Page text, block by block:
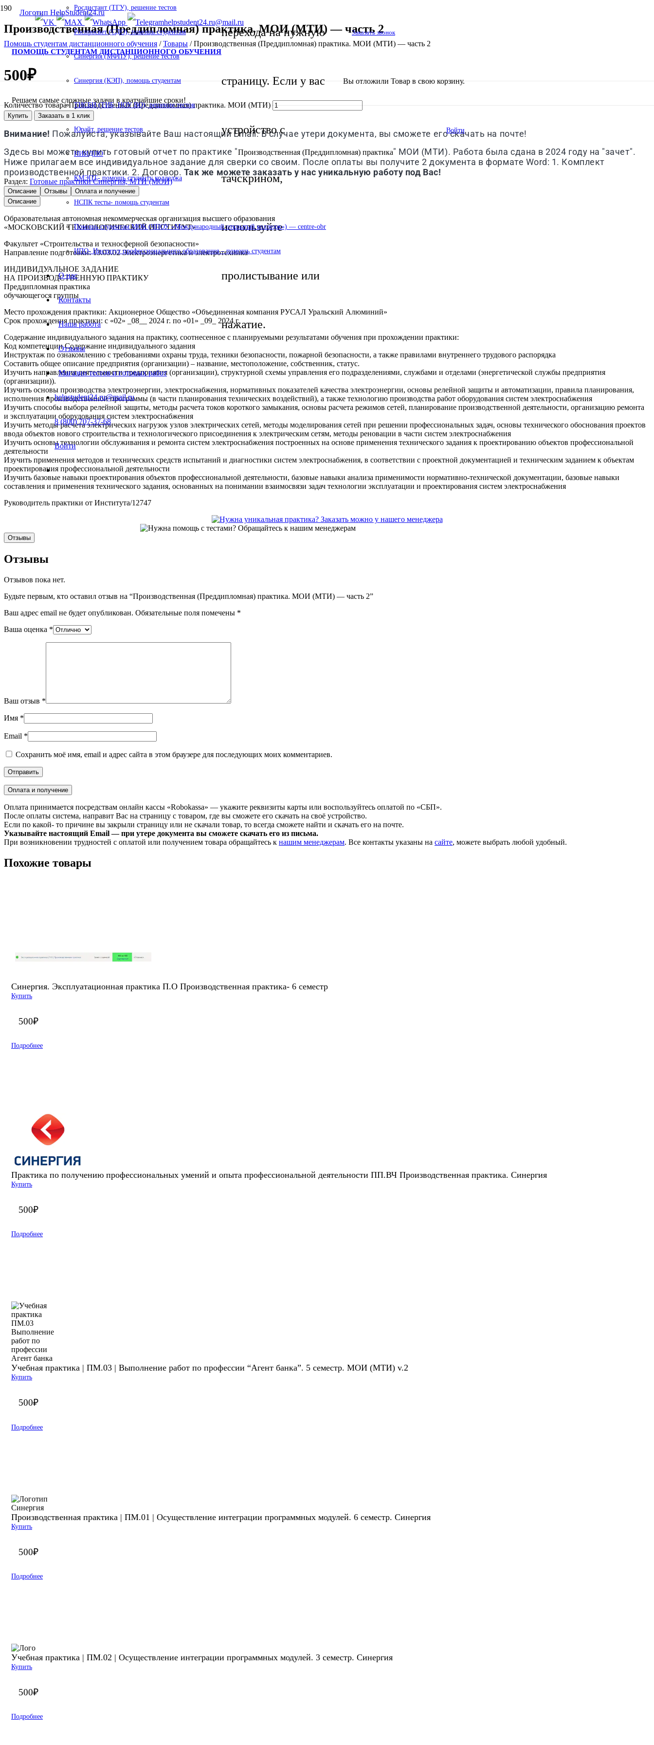
helpstudent24.ru@mail.ru
ПОМОЩЬ СТУДЕНТАМ ДИСТАНЦИОННОГО ОБУЧЕНИЯ
Решаем самые сложные задачи в кратчайшие сроки!
перехода на нужную
страницу. Если у вас
устройство с
тачскрином,
используйте
пролистывание или
нажатие.
Заказать звонок
Вы отложили Товар в свою корзину.
Войти
Росдистант (ТГУ), решение тестов
Роспросвет (СДО), помощь студентам
Синергия (МФПУ), решение тестов
Синергия (КЭП), помощь студентам
ТИСБИ (ТИБ, НОУ ВО), решение тестов
Юрайт, решение тестов
НИИДПО
КМЭПТ- помощь студенту колледжа
НСПК тесты- помощь студентам
Помощь студентам МОК (ЧПОУ «Международный открытый колледж») — centre-obr
ИПО- Институт профессионального образования – помощь студентам
О нас
Контакты
Наша работа
Отзывы
Магазин тестов и готовых работ
helpstudent24.ru@mail.ru
8 (800) 707-37-68
Войти
Производственная (Преддипломная) практика. МОИ (МТИ) — часть 2
Помощь студентам дистанционного обучения /Товары /Производственная (Преддипломная) практика. МОИ (МТИ) — часть 2
500₽
Количество товара Производственная (Преддипломная) практика. МОИ (МТИ)
Купить Заказать в 1 клик
Внимание! Пожалуйста, указывайте Ваш настоящий Email. В случае утери документа, вы сможете его скачать на почте!
Здесь вы можете купить готовый отчет по практике "Производственная (Преддипломная) практика" МОИ (МТИ). Работа была сдана в 2024 году на "зачет".
Ниже прилагаем все индивидуальное задание для сверки со своим. После оплаты вы получите 2 документа в формате Word: 1. Комплект
производственной практики. 2. Договор. Так же можете заказать у нас уникальную работу под Вас!
Раздел: Готовые практики Синергия, МТИ (МОИ)
Описание Отзывы
Оплата и получение
Описание
Образовательная автономная некоммерческая организация высшего образования
«МОСКОВСКИЙ ТЕХНОЛОГИЧЕСКИЙ ИНСТИТУТ»
Факультет «Строительства и техносферной безопасности»
Направление подготовки: 13.03.02 Электроэнергетика и электротехника
ИНДИВИДУАЛЬНОЕ ЗАДАНИЕ
НА ПРОИЗВОДСТВЕННУЮ ПРАКТИКУ
Преддипломная практика
обучающегося группы
Место прохождения практики: Акционерное Общество «Объединенная компания РУСАЛ Уральский Алюминий»
Срок прохождения практики: с «02» _08__ 2024 г. по «01» _09_ 2024 г.
Содержание индивидуального задания на практику, соотнесенное с планируемыми результатами обучения при прохождении практики:
Код компетенции Содержание индивидуального задания
Инструктаж по ознакомлению с требованиями охраны труда, техники безопасности, пожарной безопасности, а также правилами внутреннего трудового распорядка
Составить общее описание предприятия (организации) – название, местоположение, собственник, статус.
Изучить направления деятельности предприятия (организации), структурной схемы управления его подразделениями, службами и отделами (энергетической службы предприятия
(организации)).
Изучить основы производства электроэнергии, электроснабжения, нормативных показателей качества электроэнергии, основы релейной защиты и автоматизации, правила планирования,
исполнения производственной программы (в части планирования технических воздействий), а также технологию производства работ оборудования систем электроснабжения
Изучить способы выбора релейной защиты, методы расчета токов короткого замыкания, основы расчета режимов сетей, планирование производственной деятельности, организацию ремонта
и эксплуатации оборудования систем электроснабжения
Изучить методы расчета электрических нагрузок узлов электрических сетей, методы моделирования сетей при решении профессиональных задач, основы технического обоснования проектов
ввода объектов нового строительства и технологического присоединения к электрическим сетям, методы реновации в части систем электроснабжения
Изучить основы технологии обслуживания и ремонта систем электроснабжения построенных на основе применения технического задания к проектированию объектов профессиональной
деятельности
Изучить применения методов и технических средств испытаний и диагностики систем электроснабжения, в соответствии с проектной документацией и техническим заданием к объектам
проектирования профессиональной деятельности
Изучить базовые навыки проектирования объектов профессиональной деятельности, базовые навыки анализа применимости нормативно-технической документации, базовые навыки
составления и применения технического задания, основанных на понимании взаимосвязи задач технологии эксплуатации и проектирования систем электроснабжения
Руководитель практики от Института/12747
Отзывы
Отзывы
Отзывов пока нет.
Будьте первым, кто оставил отзыв на “Производственная (Преддипломная) практика. МОИ (МТИ) — часть 2”
Ваш адрес email не будет опубликован. Обязательные поля помечены *
Ваша оценка *
Ваш отзыв *
Имя *
Email *
Сохранить моё имя, email и адрес сайта в этом браузере для последующих моих комментариев.
Оплата и получение
Оплата принимается посредствам онлайн кассы «Robokassa» — укажите реквизиты карты или воспользуйтесь оплатой по «СБП».
После оплаты система, направит Вас на страницу с товаром, где вы сможете его скачать на своё устройство.
Если по какой- то причине вы закрыли страницу или не скачали товар, то всегда сможете найти и скачать его на почте.
Указывайте настоящий Email — при утере документа вы сможете скачать его из письма.
При возникновении трудностей с оплатой или получением товара обращайтесь к нашим менеджерам. Все контакты указаны на сайте, можете выбрать любой удобный.
Похожие товары
Синергия. Эксплуатационная практика П.О Производственная практика- 6 семестр
Купить
500₽
Подробнее
Практика по получению профессиональных умений и опыта профессиональной деятельности ПП.ВЧ Производственная практика. Синергия
Купить
500₽
Подробнее
Учебная практика | ПМ.03 | Выполнение работ по профессии “Агент банка”. 5 семестр. МОИ (МТИ) v.2
Купить
500₽
Подробнее
Производственная практика | ПМ.01 | Осуществление интеграции программных модулей. 6 семестр. Синергия
Купить
500₽
Подробнее
Учебная практика | ПМ.02 | Осуществление интеграции программных модулей. 3 семестр. Синергия
Купить
500₽
Подробнее